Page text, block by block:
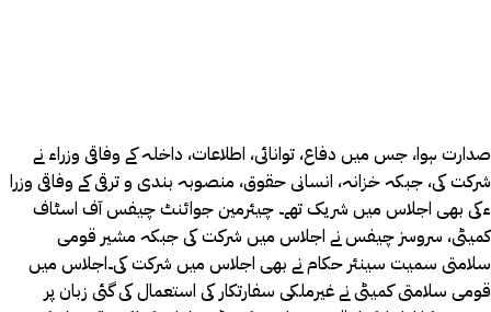
صدارت ہوا، جس میں دفاع، توانائی، اطلاعات، داخلہ کے وفاقی وزراء نے
شرکت کی، جبکہ خزانہ، انسانی حقوق، منصوبہ بندی و ترقی کے وفاقی وزرا
ءکی بھی اجلاس میں شریک تھے۔ چیئرمین جوائنٹ چیفس آف اسٹاف
کمیٹی، سروسز چیفس نے اجلاس میں شرکت کی جبکہ مشیر قومی
سلامتی سمیت سینئر حکام نے بھی اجلاس میں شرکت کی۔اجلاس میں
قومی سلامتی کمیٹی نے غیرملکی سفارتکار کی استعمال کی گئی زبان پر